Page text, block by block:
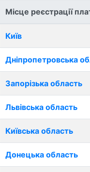
Місце реєстрації
Київ
Дніпропетровська
Запорізька область
Львівська область
Київська область
Донецька область